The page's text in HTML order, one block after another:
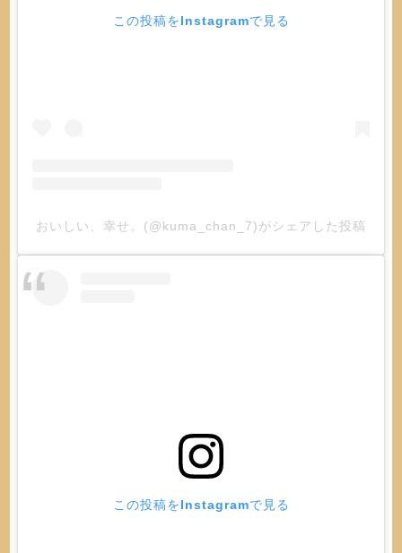
この投稿をInstagramで見る
おいしい、幸せ。(@kuma_chan_7)がシェアした投稿
この投稿をInstagramで見る